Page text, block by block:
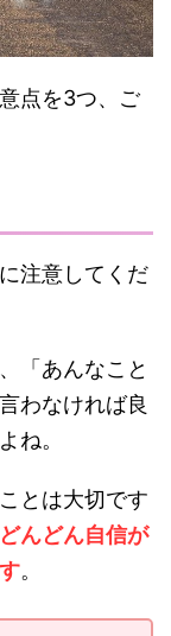
点を3つ、ご
注意してくだ
「あんなこと
わなければ良
ね。
とは大切です
んどん自信が
。